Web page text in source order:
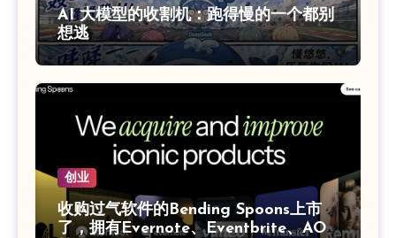
AI 大模型的收割机：跑得慢的一个都别
想逃
创业
收购过气软件的Bending Spoons‌上市
了，拥有Evernote、Eventbrite、AOL